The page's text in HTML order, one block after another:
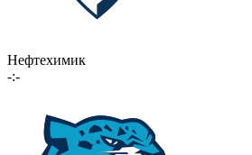
Нефтехимик
-:-